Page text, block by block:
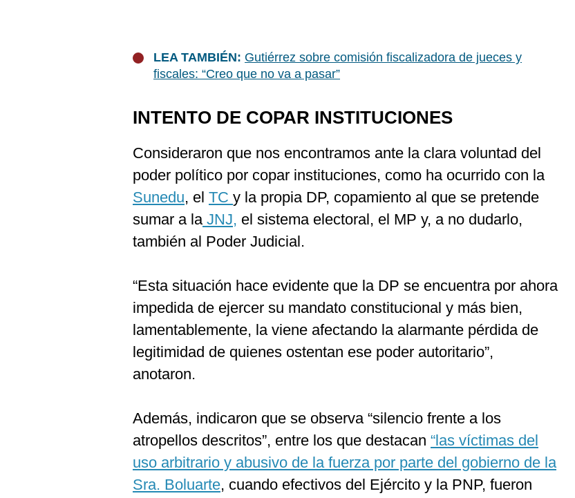
LEA TAMBIÉN: Gutiérrez sobre comisión fiscalizadora de jueces y
fiscales: “Creo que no va a pasar”
INTENTO DE COPAR INSTITUCIONES
Consideraron que nos encontramos ante la clara voluntad del
poder político por copar instituciones, como ha ocurrido con la
Sunedu, el TC y la propia DP, copamiento al que se pretende
sumar a laJNJ, el sistema electoral, el MP y, a no dudarlo,
también al Poder Judicial.
“Esta situación hace evidente que la DP se encuentra por ahora
impedida de ejercer su mandato constitucional y más bien,
lamentablemente, la viene afectando la alarmante pérdida de
legitimidad de quienes ostentan ese poder autoritario”,
anotaron.
Además, indicaron que se observa “silencio frente a los
atropellos descritos”, entre los que destacan “las víctimas del
uso arbitrario y abusivo de la fuerza por parte del gobierno de la
Sra. Boluarte, cuando efectivos del Ejército y la PNP, fueron